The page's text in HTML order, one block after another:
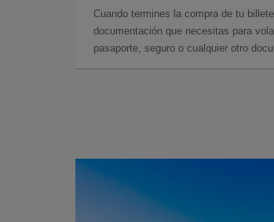
Cuando termines la compra de tu
documentación que necesitas para
pasaporte, seguro o cualquier otro